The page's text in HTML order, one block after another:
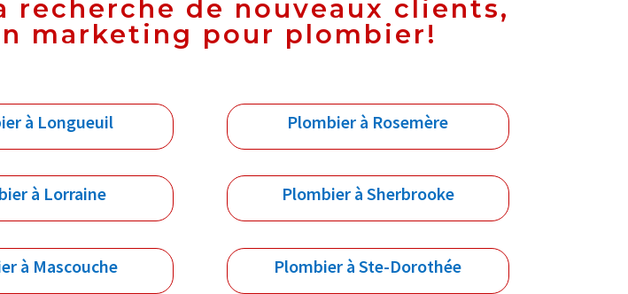
recherche de nouveaux clients,
marketing pour plombier!
à Longueuil
à Lorraine
à Mascouche
Plombier à Rosemère
Plombier à Sherbrooke
Plombier à Ste-Dorothée